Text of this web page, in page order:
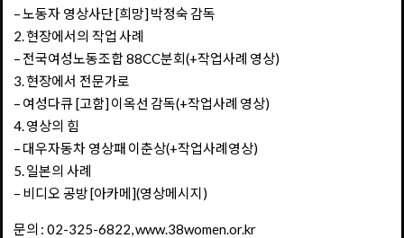
– 노동자 영상사단 [희망] 박정숙 감독
2. 현장에서의 작업 사례
– 전국여성노동조합 88CC분회(+작업사례 영상)
3. 현장에서 전문가로
– 여성다큐 [고함] 이옥선 감독(+작업사례 영상)
4. 영상의 힘
– 대우자동차 영상패 이춘상(+작업사례영상)
5. 일본의 사례
– 비디오 공방 [아카메](영상메시지)
문의 : 02-325-6822, www.38women.or.kr